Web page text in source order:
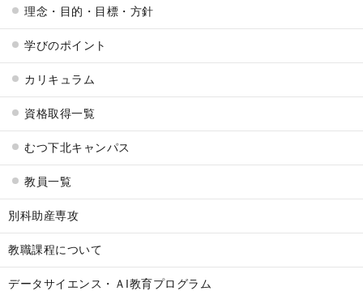
理念・目的・目標・方針
学びのポイント
カリキュラム
資格取得一覧
むつ下北キャンパス
教員一覧
別科助産専攻
教職課程について
データサイエンス・ＡI教育プログラム